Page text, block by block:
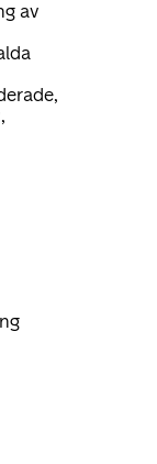
av